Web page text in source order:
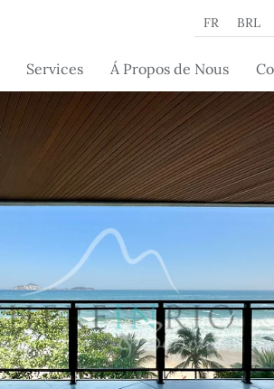
FR BRL
Services
Services de
Concierge
Services aux
propriétaires
Á Propos de Nous
L'Agence
Nos partenaires
Les articles de
Beyond